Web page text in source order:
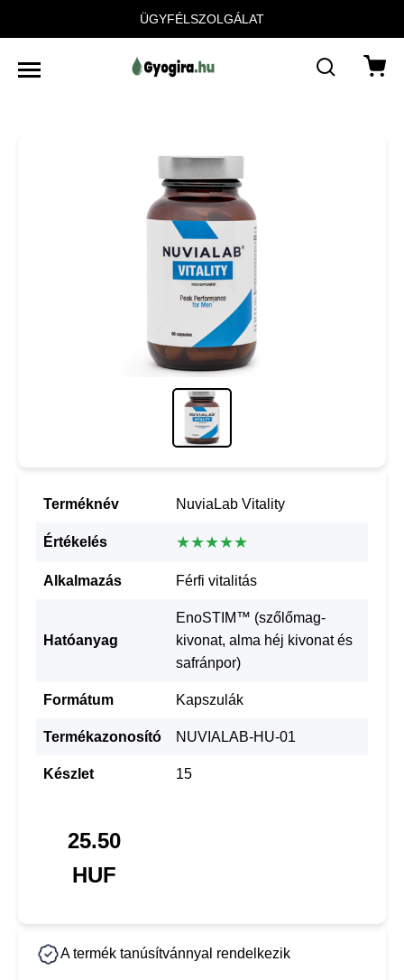
ÜGYFÉLSZOLGÁLAT
Terméknév NuviaLab Vitality
Értékelés ★★★★★
Alkalmazás Férfi vitalitás
Hatóanyag
EnoSTIM™ (szőlőmag-
kivonat, alma héj kivonat és
safránpor)
Formátum Kapszulák
Termékazonosító NUVIALAB-HU-01
Készlet 15
25.50
HUF
A termék tanúsítvánnyal rendelkezik